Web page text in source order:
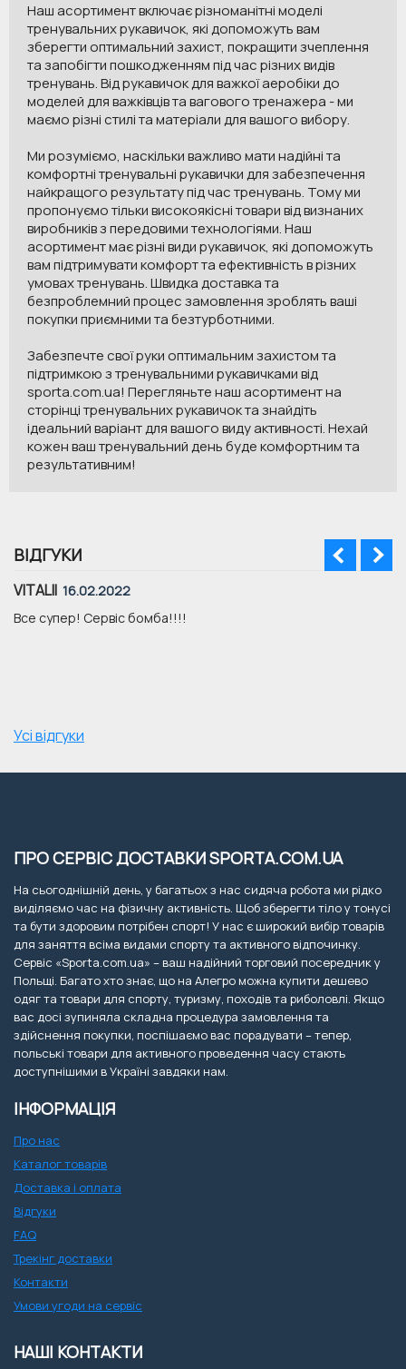
Наш асортимент включає різноманітні моделі
тренувальних рукавичок, які допоможуть вам
зберегти оптимальний захист, покращити зчеплення
та запобігти пошкодженням під час різних видів
тренувань. Від рукавичок для важкої аеробіки до
моделей для важківців та вагового тренажера - ми
маємо різні стилі та матеріали для вашого вибору.
Ми розуміємо, наскільки важливо мати надійні та
комфортні тренувальні рукавички для забезпечення
найкращого результату під час тренувань. Тому ми
пропонуємо тільки високоякісні товари від визнаних
виробників з передовими технологіями. Наш
асортимент має різні види рукавичок, які допоможуть
вам підтримувати комфорт та ефективність в різних
умовах тренувань. Швидка доставка та
безпроблемний процес замовлення зроблять ваші
покупки приємними та безтурботними.
Забезпечте свої руки оптимальним захистом та
підтримкою з тренувальними рукавичками від
sporta.com.ua! Перегляньте наш асортимент на
сторінці тренувальних рукавичок та знайдіть
ідеальний варіант для вашого виду активності. Нехай
кожен ваш тренувальний день буде комфортним та
результативним!
ВІДГУКИ
VITALII 16.02.2022
Все супер! Сервіс бомба!!!!
Усі відгуки
ПРО СЕРВІС ДОСТАВКИ SPORTA.COM.UA
На сьогоднішній день, у багатьох з нас сидяча робота ми рідко
виділяємо час на фізичну активність. Щоб зберегти тіло у тонусі
та бути здоровим потрібен спорт! У нас є широкий вибір товарів
для заняття всіма видами спорту та активного відпочинку.
Сервіс «Sporta.com.ua» – ваш надійний торговий посередник у
Польщі. Багато хто знає, що на Алегро можна купити дешево
одяг та товари для спорту, туризму, походів та риболовлі. Якщо
вас досі зупиняла складна процедура замовлення та
здійснення покупки, поспішаємо вас порадувати – тепер,
польські товари для активного проведення часу стають
доступнішими в Україні завдяки нам.
ІНФОРМАЦІЯ
Про нас
Каталог товарів
Доставка і оплата
Відгуки
FAQ
Трекінг доставки
Контакти
Умови угоди на сервіс
НАШІ КОНТАКТИ